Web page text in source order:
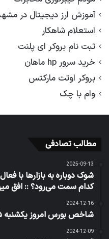
آموزش ارز دیجیتال در
استعلام شاهکار
ثبت نام بروکر ای پلنت
خرید سرور hp ماهان
بروکر اوتت مارکتس
وام با چک
مطالب تصادفی
2025-09-13
شوک دوباره به بازارها با
کدام سمت می‌رود؟ :: افق
2024-12-16
شاخص بورس امروز یکشنبه ۲۵ آذر ۱۴۰۳
2024-12-09